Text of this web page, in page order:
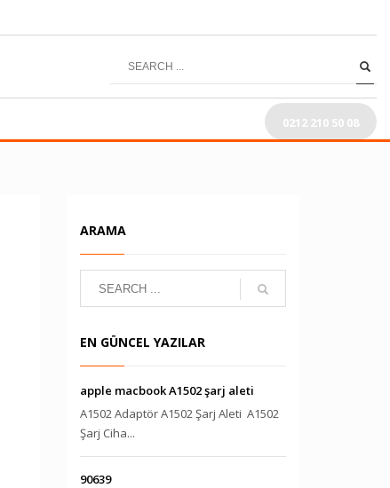
0212 210 50 08
ARAMA
EN GÜNCEL YAZILAR
apple macbook A1502 şarj aleti
A1502 Adaptör A1502 Şarj Aleti A1502
Şarj Ciha...
90639